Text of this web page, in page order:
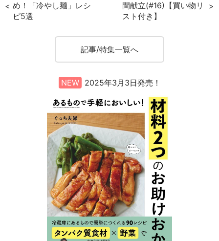
b
o
st
め！「冷やし麺」レシ
ピ5選
間献立(#16)【買い物リ
スト付き】
記事/特集一覧へ
NEW 2025年3月3日発売！